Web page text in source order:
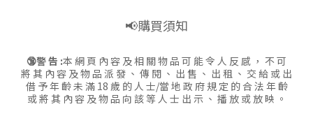
📢購買須知
🔞警 告 :本 網 頁 內 容 及 相 關 物 品 可 能 令 人 反 感 ， 不 可
將 其 內 容 及 物 品 派 發 、 傳 閱 、 出 售 、 出 租 、 交 給 或 出
借 予 年 齡 未 滿 18 歲 的 人 士/當 地 政 府 規 定 的 合 法 年 齡
或 將 其 內 容 及 物 品 向 該 等 人 士 出 示 、 播 放 或 放 映 。